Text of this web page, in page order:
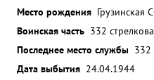
Место рождения Грузинская
Воинская часть 332
Последнее место службы 332
Дата выбытия 24.04.1944